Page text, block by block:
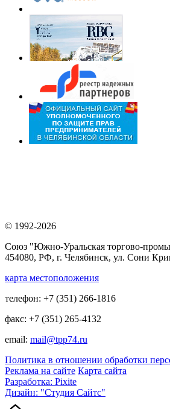
© 1992-2026
Союз "Южно-Уральская торгово-
454080, РФ, г. Челябинск, ул. Сони
карта местоположения
телефон: +7 (351) 266-1816
факс: +7 (351) 265-4132
email: mail@tpp74.ru
Политика в отношении обработки
Реклама на сайте Карта сайта
Разработка: Pixite
Дизайн: "Студия Сайтс"